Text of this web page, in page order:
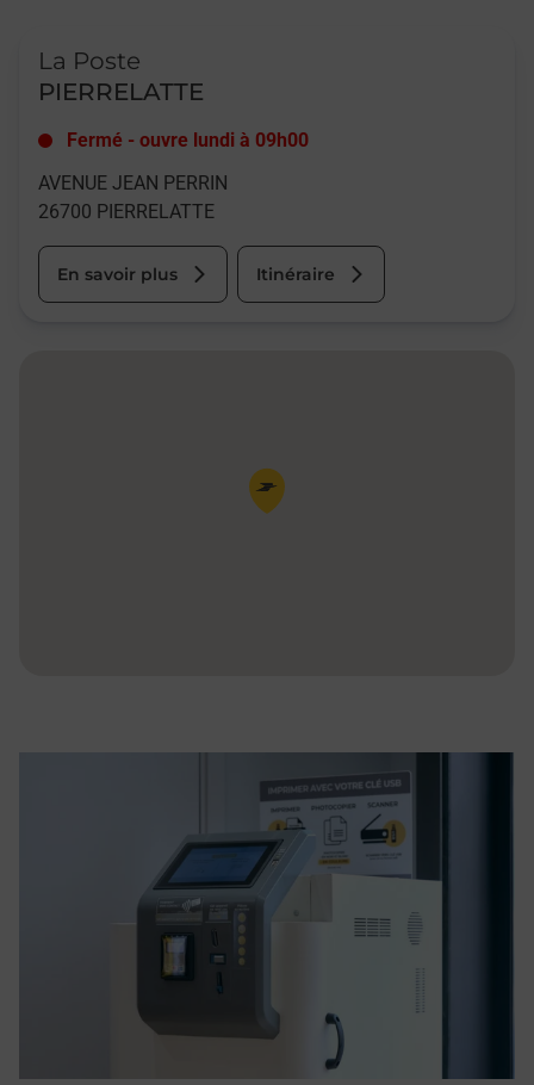
La Poste
PIERRELATTE
Fermé - ouvre lundi à 09h00
AVENUE JEAN PERRIN
26700 PIERRELATTE
En savoir plus Itinéraire
Pin de la carte